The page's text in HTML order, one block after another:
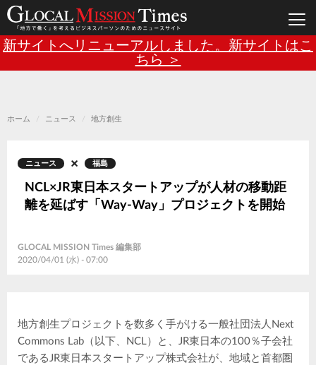
メ
イ
ン
移
動
Main
新サイトへリニューアルしました。新サイトはこ
ちら ＞
ホーム ニュース 地方創生
ニュース 福島
NCL×JR東日本スタートアップが人材の移動距
離を延ばす「Way-Way」プロジェクトを開始
GLOCAL MISSION Times 編集部
2020/04/01 (水) - 07:00
地方創生プロジェクトを数多く手がける一般社団法人Next
Commons Lab（以下、NCL）と、JR東日本の100％子会社
であるJR東日本スタートアップ株式会社が、地域と首都圏